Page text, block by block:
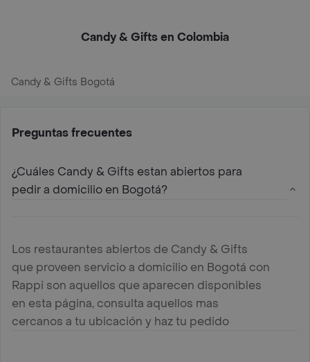
Candy & Gifts en Colombia
Candy & Gifts Bogotá
Preguntas frecuentes
¿Cuáles Candy & Gifts estan abiertos para
pedir a domicilio en Bogotá?
Los restaurantes abiertos de Candy & Gifts
que proveen servicio a domicilio en Bogotá con
Rappi son aquellos que aparecen disponibles
en esta página, consulta aquellos mas
cercanos a tu ubicación y haz tu pedido